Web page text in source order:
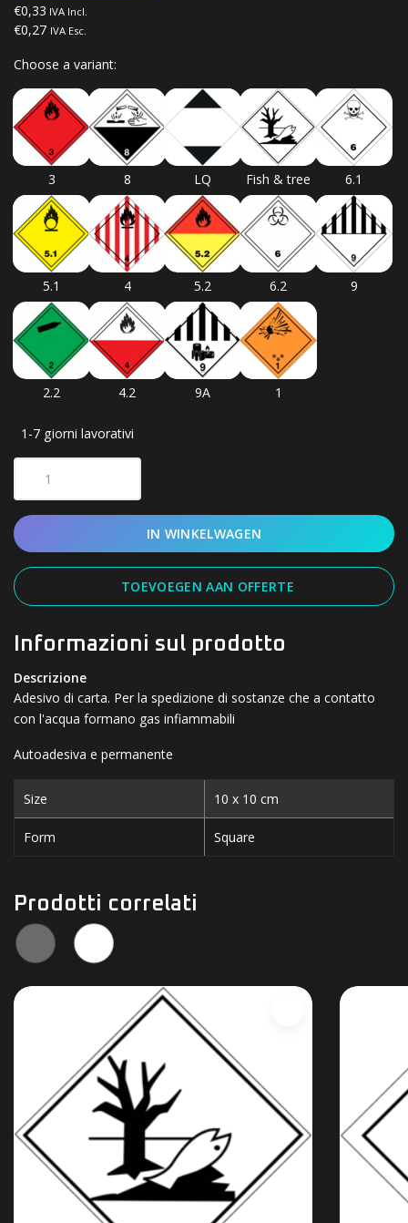
€0,33 IVA Incl.
€0,27 IVA Esc.
Choose a variant:
3 8 LQ Fish & tree 6.1
5.1 4 5.2 6.2 9
2.2 4.2 9A 1
1-7 giorni lavorativi
IN WINKELWAGEN
TOEVOEGEN AAN OFFERTE
Informazioni sul prodotto
Descrizione
Adesivo di carta. Per la spedizione di sostanze che a contatto
con l'acqua formano gas infiammabili
Autoadesiva e permanente
Size 10 x 10 cm
Form Square
Prodotti correlati